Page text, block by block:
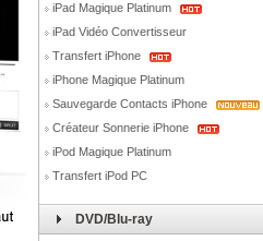
iPad Magique Platinum
iPad Vidéo Convertisseur
Transfert iPhone
iPhone Magique Platinum
Sauvegarde Contacts iPhone
Créateur Sonnerie iPhone
iPod Magique Platinum
Transfert iPod PC
DVD/Blu-ray